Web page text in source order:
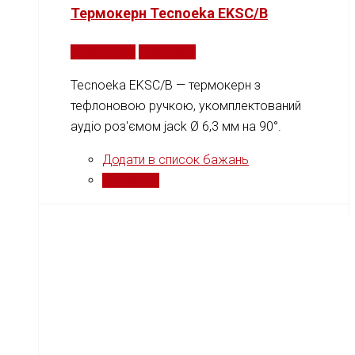
Термокерн Tecnoeka EKSC/B
Tecnoeka EKSC/B — термокерн з
тефлоновою ручкою, укомплектований
аудіо роз'ємом jack Ø 6,3 мм на 90°.
Додати в список бажань